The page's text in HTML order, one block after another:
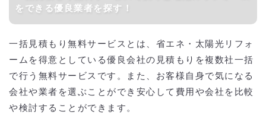
をできる優良業者を探す！
一括見積もり無料サービスとは、省エネ・太陽光リフォ
ームを得意としている優良会社の見積もりを複数社一括
で行う無料サービスです。また、お客様自身で気になる
会社や業者を選ぶことができ安心して費用や会社を比較
や検討することができます。